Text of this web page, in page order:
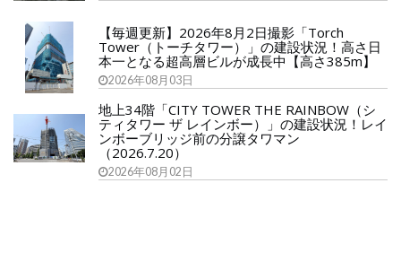
【毎週更新】2026年8月2日撮影「Torch
Tower（トーチタワー）」の建設状況！高さ日
本一となる超高層ビルが成長中【高さ385m】
2026年08月03日
地上34階「CITY TOWER THE RAINBOW（シ
ティタワー ザ レインボー）」の建設状況！レイ
ンボーブリッジ前の分譲タワマン
（2026.7.20）
2026年08月02日